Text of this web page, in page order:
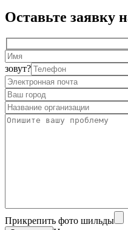
Оставьте заявку
зовут?
Прикрепить фото шильды